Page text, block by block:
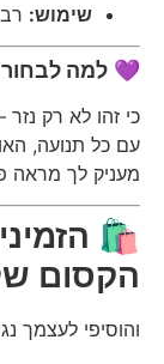
שימוש:
💜 למה לבחור
כי זהו לא רק
עם כל תנועה,
מעניק לך מראה
🛍️
הקסום
והוסיפי לעצמך